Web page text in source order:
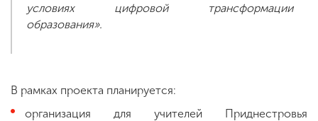
условиях цифровой трансформации
образования».
В рамках проекта планируется:
организация для учителей Приднестровья